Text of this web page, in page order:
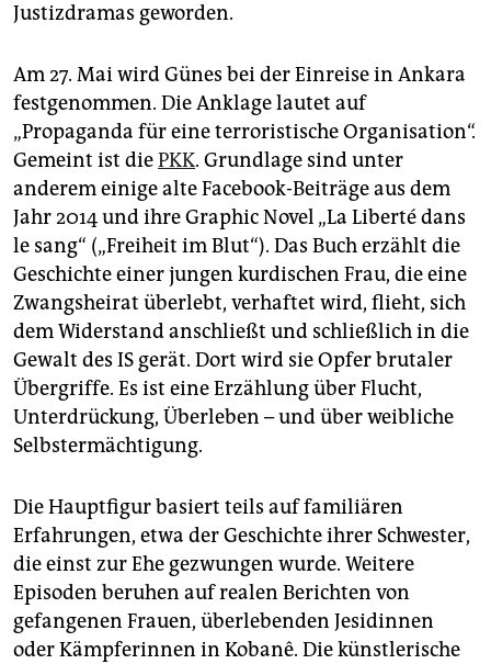
Justizdramas geworden.
Am 27. Mai wird Günes bei der Einreise in Ankara
festgenommen. Die Anklage lautet auf
„Propaganda für eine terroristische Organisation“.
Gemeint ist diePKK. Grundlage sind unter
anderem einige alte Facebook-Beiträge aus dem
Jahr 2014 und ihre Graphic Novel „La Liberté dans
le sang“ („Freiheit im Blut“). Das Buch erzählt die
Geschichte einer jungen kurdischen Frau, die eine
Zwangsheirat überlebt, verhaftet wird, flieht, sich
dem Widerstand anschließt und schließlich in die
Gewalt des IS gerät. Dort wird sie Opfer brutaler
Übergriffe. Es ist eine Erzählung über Flucht,
Unterdrückung, Überleben – und über weibliche
Selbstermächtigung.
Die Hauptfigur basiert teils auf familiären
Erfahrungen, etwa der Geschichte ihrer Schwester,
die einst zur Ehe gezwungen wurde. Weitere
Episoden beruhen auf realen Berichten von
gefangenen Frauen, überlebenden Jesidinnen
oder Kämpferinnen in Kobanê. Die künstlerische